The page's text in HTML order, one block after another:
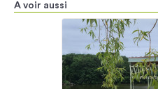
A voir aussi